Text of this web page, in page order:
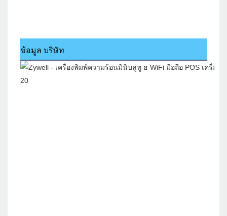
ข้อมูล บริษัท